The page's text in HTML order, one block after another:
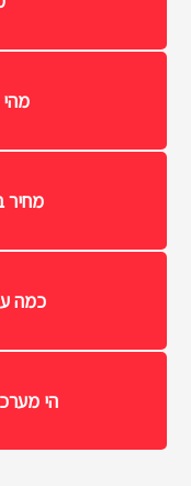
מחיר
כמה
הי